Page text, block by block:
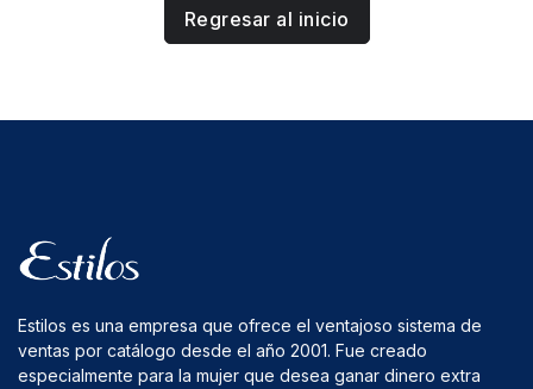
Regresar al inicio
Estilos es una empresa que ofrece el ventajoso sistema de
ventas por catálogo desde el año 2001. Fue creado
especialmente para la mujer que desea ganar dinero extra